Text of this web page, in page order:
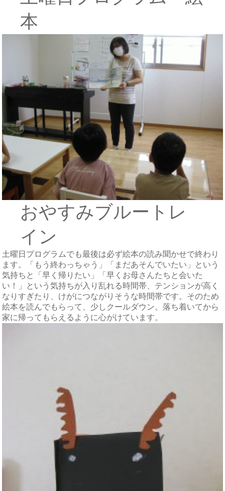
本
おやすみブルートレ
イン
土曜日プログラムでも最後は必ず絵本の読み聞かせで終わり
ます。「もう終わっちゃう」「まだあそんでいたい」という
気持ちと「早く帰りたい」「早くお母さんたちと会いた
い！」という気持ちが入り乱れる時間帯、テンションが高く
なりすぎたり、けがにつながりそうな時間帯です。そのため
絵本を読んでもらって、少しクールダウン。落ち着いてから
家に帰ってもらえるように心がけています。